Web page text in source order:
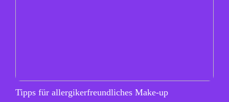
Tipps für allergikerfreundliches Make-up